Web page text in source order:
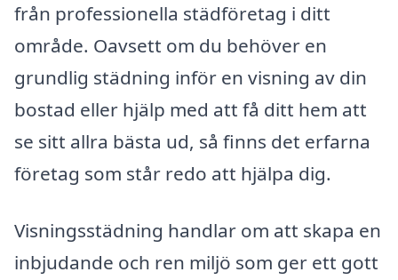
från professionella städföretag i ditt
område. Oavsett om du behöver en
grundlig städning inför en visning av din
bostad eller hjälp med att få ditt hem att
se sitt allra bästa ud, så finns det erfarna
företag som står redo att hjälpa dig.
Visningsstädning handlar om att skapa en
inbjudande och ren miljö som ger ett gott